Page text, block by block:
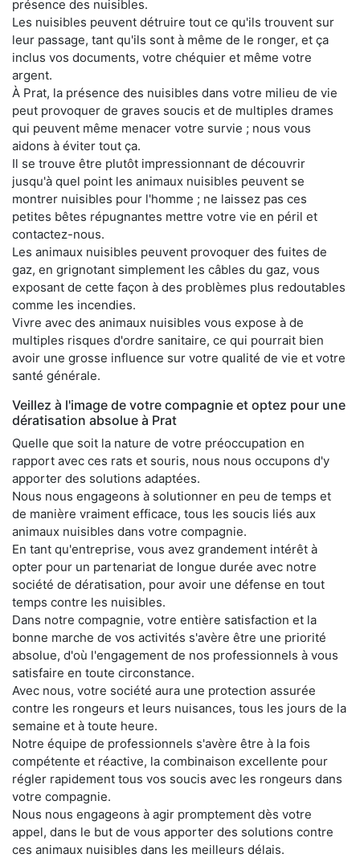
présence des nuisibles.
Les nuisibles peuvent détruire tout ce qu'ils trouvent sur
leur passage, tant qu'ils sont à même de le ronger, et ça
inclus vos documents, votre chéquier et même votre
argent.
À Prat, la présence des nuisibles dans votre milieu de vie
peut provoquer de graves soucis et de multiples drames
qui peuvent même menacer votre survie ; nous vous
aidons à éviter tout ça.
Il se trouve être plutôt impressionnant de découvrir
jusqu'à quel point les animaux nuisibles peuvent se
montrer nuisibles pour l'homme ; ne laissez pas ces
petites bêtes répugnantes mettre votre vie en péril et
contactez-nous.
Les animaux nuisibles peuvent provoquer des fuites de
gaz, en grignotant simplement les câbles du gaz, vous
exposant de cette façon à des problèmes plus redoutables
comme les incendies.
Vivre avec des animaux nuisibles vous expose à de
multiples risques d'ordre sanitaire, ce qui pourrait bien
avoir une grosse influence sur votre qualité de vie et votre
santé générale.
Veillez à l'image de votre compagnie et optez pour une
dératisation absolue à Prat
Quelle que soit la nature de votre préoccupation en
rapport avec ces rats et souris, nous nous occupons d'y
apporter des solutions adaptées.
Nous nous engageons à solutionner en peu de temps et
de manière vraiment efficace, tous les soucis liés aux
animaux nuisibles dans votre compagnie.
En tant qu'entreprise, vous avez grandement intérêt à
opter pour un partenariat de longue durée avec notre
société de dératisation, pour avoir une défense en tout
temps contre les nuisibles.
Dans notre compagnie, votre entière satisfaction et la
bonne marche de vos activités s'avère être une priorité
absolue, d'où l'engagement de nos professionnels à vous
satisfaire en toute circonstance.
Avec nous, votre société aura une protection assurée
contre les rongeurs et leurs nuisances, tous les jours de la
semaine et à toute heure.
Notre équipe de professionnels s'avère être à la fois
compétente et réactive, la combinaison excellente pour
régler rapidement tous vos soucis avec les rongeurs dans
votre compagnie.
Nous nous engageons à agir promptement dès votre
appel, dans le but de vous apporter des solutions contre
ces animaux nuisibles dans les meilleurs délais.